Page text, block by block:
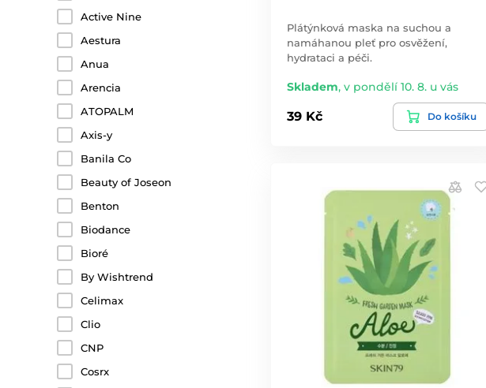
Active Nine
Aestura
Anua
Arencia
ATOPALM
Axis-y
Banila Co
Beauty of Joseon
Benton
Biodance
Bioré
By Wishtrend
Celimax
Clio
CNP
Cosrx
Plátýnková maska na suchou a
namáhanou pleť pro osvěžení,
hydrataci a péči.
Skladem, v pondělí 10. 8. u vás
39 Kč Do košíku